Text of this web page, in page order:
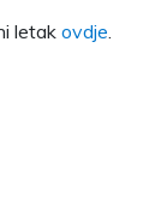
letak ovdje